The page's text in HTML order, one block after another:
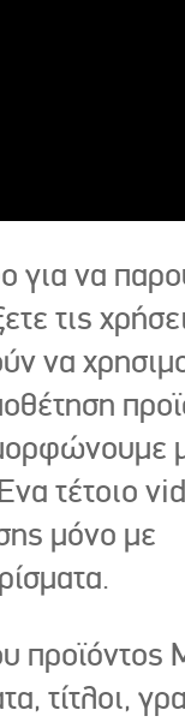
για να
τις
να
τέτοιο
μόνο με
προϊόντος
τίτλοι,